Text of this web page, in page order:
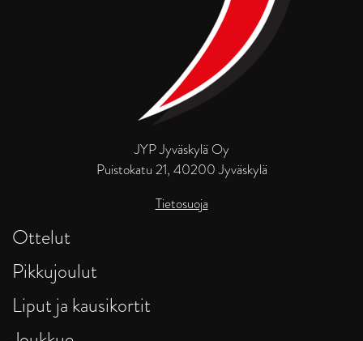
JYP Jyväskylä Oy
Puistokatu 21, 40200 Jyväskylä
Tietosuoja
Ottelut
Pikkujoulut
Liput ja kausikortit